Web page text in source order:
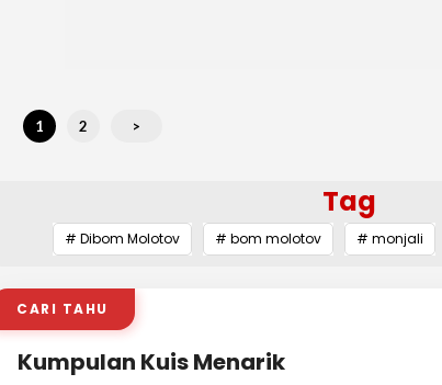
1 2 >
Tag
# Dibom Molotov # bom molotov # monjali
CARI TAHU
Kumpulan Kuis Menarik